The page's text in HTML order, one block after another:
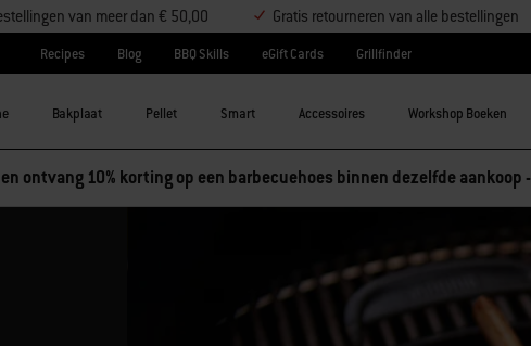
van meer dan € 50,00 Gratis retourneren van alle bestellingen
Recipes Blog BBQ Skills eGift Cards Grillfinder
Bakplaat Pellet Smart Accessoires Workshop Boeken
en ontvang 10% korting op een barbecuehoes binnen dezelfde aankoop -